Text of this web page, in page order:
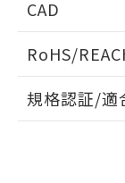
CAD
ドすること
RoHS/
EU RoHS 注
規格認証/適
既に当
してい
り、